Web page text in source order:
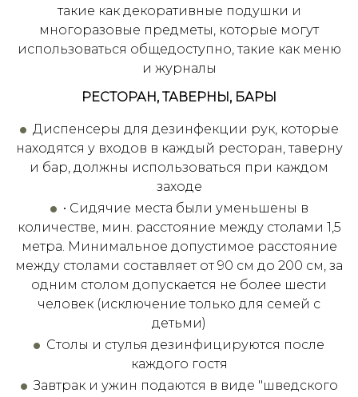
такие как декоративные подушки и
многоразовые предметы, которые могут
использоваться общедоступно, такие как меню
и журналы
РЕСТОРАН, ТАВЕРНЫ, БАРЫ
Диспенсеры для дезинфекции рук, которые
находятся у входов в каждый ресторан, таверну
и бар, должны использоваться при каждом
заходе
• Сидячие места были уменьшены в
количестве, мин. расстояние между столами 1,5
метра. Минимальное допустимое расстояние
между столами составляет от 90 см до 200 см, за
одним столом допускается не более шести
человек (исключение только для семей с
детьми)
Столы и стулья дезинфицируются после
каждого гостя
Завтрак и ужин подаются в виде "шведского